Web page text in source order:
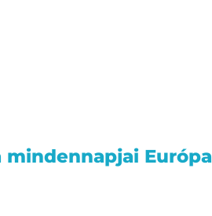
Európa